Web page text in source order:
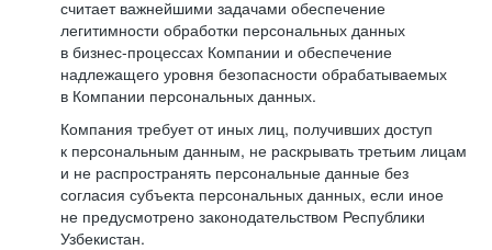
считает важнейшими задачами обеспечение
легитимности обработки персональных данных
в бизнес-процессах Компании и обеспечение
надлежащего уровня безопасности обрабатываемых
в Компании персональных данных.
Компания требует от иных лиц, получивших доступ
к персональным данным, не раскрывать третьим лицам
и не распространять персональные данные без
согласия субъекта персональных данных, если иное
не предусмотрено законодательством Республики
Узбекистан.